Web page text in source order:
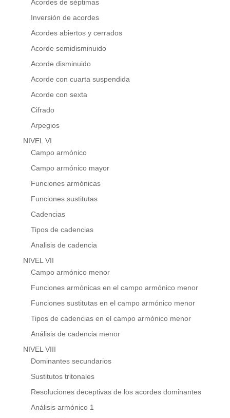
Acordes de séptimas
Inversión de acordes
Acordes abiertos y cerrados
Acorde semidisminuido
Acorde disminuido
Acorde con cuarta suspendida
Acorde con sexta
Cifrado
Arpegios
NIVEL VI
Campo armónico
Campo armónico mayor
Funciones armónicas
Funciones sustitutas
Cadencias
Tipos de cadencias
Analisis de cadencia
NIVEL VII
Campo armónico menor
Funciones armónicas en el campo armónico menor
Funciones sustitutas en el campo armónico menor
Tipos de cadencias en el campo armónico menor
Análisis de cadencia menor
NIVEL VIII
Dominantes secundarios
Sustitutos tritonales
Resoluciones deceptivas de los acordes dominantes
Análisis armónico 1